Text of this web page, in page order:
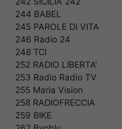
244 BABEL
245 PAROLE DI VITA
246 Radio 24
248 TCI
252 RADIO LIBERTA’
253 Radio Radio TV
255 Maria Vision
258 RADIOFRECCIA
259 BIKE